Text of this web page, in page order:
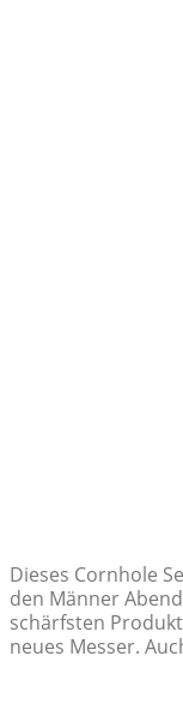
Dieses Cornhole
den Männer
schärfsten
neues Messer.